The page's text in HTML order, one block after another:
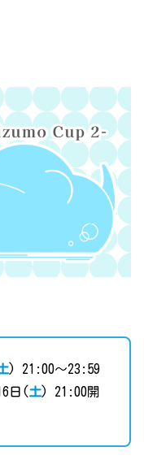
) 21:00〜23:59
日(土) 21:00開